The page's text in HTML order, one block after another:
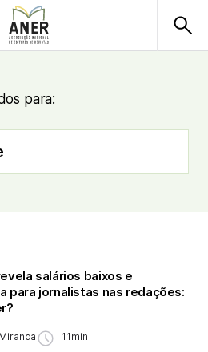
para:
salários baixos e
para jornalistas nas redações:
11min